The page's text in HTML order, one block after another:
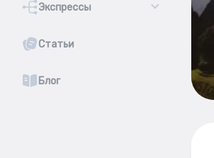
Экспрессы
Статьи
Блог